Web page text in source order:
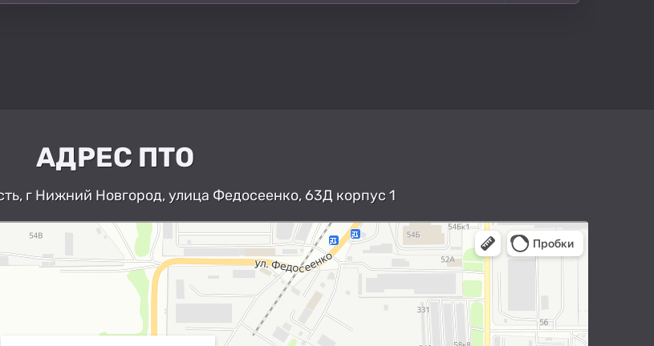
АДРЕС ПТО
г Нижний Новгород, улица Федосеенко, 63Д корпус 1
Нижний Новгород
Улица Федосеенко, 63Дк1 — Яндекс Карты